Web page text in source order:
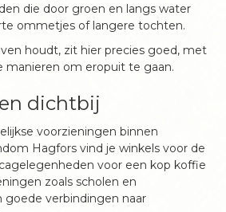
die door groen en langs water
ommetjes of langere tochten.
houdt, zit hier precies goed, met
manieren om eropuit te gaan.
dichtbij
voorzieningen binnen
Hagfors vind je winkels voor de
voor een kop koffie
zoals scholen en
goede verbindingen naar